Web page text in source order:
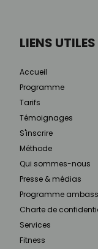
LIENS UTILES
Accueil
Programme
Tarifs
Témoignages
S'inscrire
Méthode
Qui sommes-nous
Presse & médias
Programme
Charte de
Services
Fitness